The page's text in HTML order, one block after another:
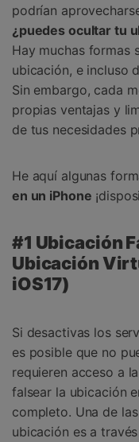
podrían
¿puedes ocultar tu
Hay muchas formas
ubicación, e incluso
Sin embargo, cada
propias ventajas y
de tus necesidades
He aquí algunas
en un iPhone
#1 Ubicación
Ubicación
iOS17)
Si desactivas los
es posible que no
requieren acceso a
falsear la ubicación
completo. Una de
ubicación es a